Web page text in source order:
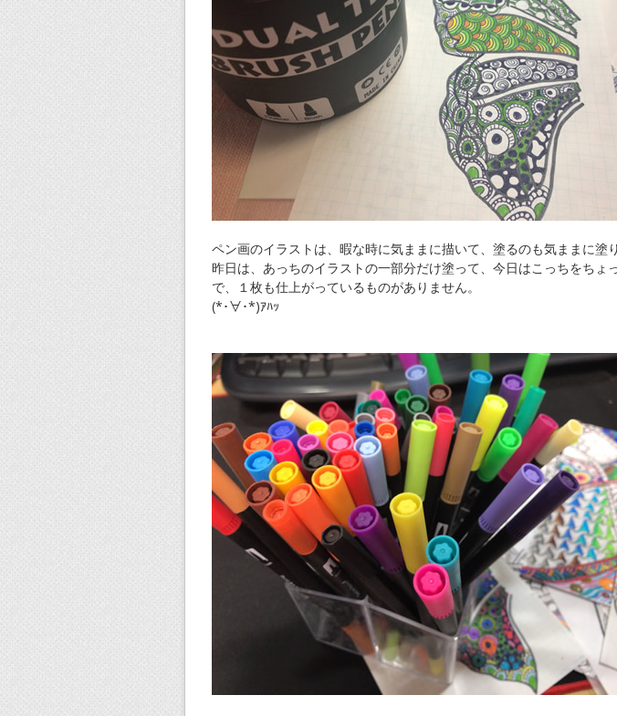
ペン画のイラストは、暇な時に気ままに描いて、塗るのも気ままに塗り
昨日は、あっちのイラストの一部分だけ塗って、今日はこっちをちょ
で、１枚も仕上がっているものがありません。
(*･∀･*)ｱﾊｯ